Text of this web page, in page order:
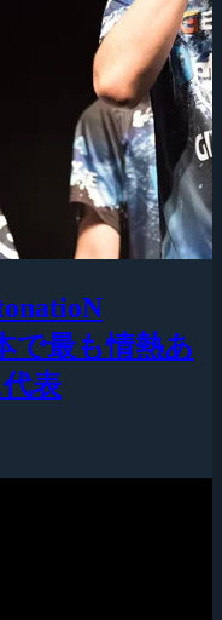
で最も情熱あ
表